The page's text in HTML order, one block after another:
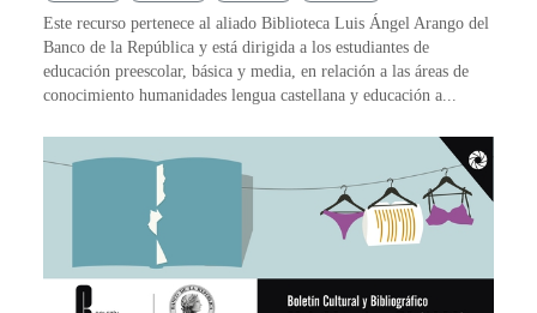
Este recurso pertenece al aliado Biblioteca Luis Ángel Arango del
Banco de la República y está dirigida a los estudiantes de
educación preescolar, básica y media, en relación a las áreas de
conocimiento humanidades lengua castellana y educación a...